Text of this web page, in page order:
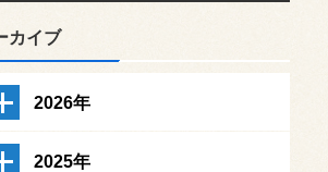
カイブ
2026年
2025年